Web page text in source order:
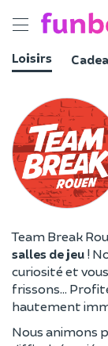
Toggle
Loisirs
Team Break
salles de jeu !
curiosité et
frissons…
hautement
Nous animons